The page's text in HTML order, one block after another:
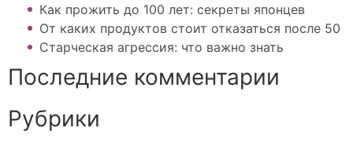
Как прожить до 100 лет: секреты японцев
От каких продуктов стоит отказаться после 50
Старческая агрессия: что важно знать
Последние комментарии
Рубрики